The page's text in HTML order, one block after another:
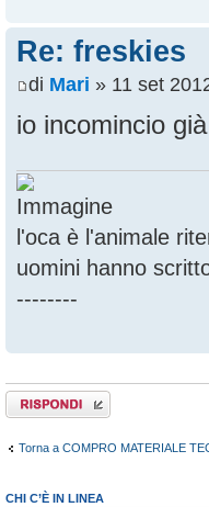
Re: freskies
di Mari » 11 set
io incomincio
l'oca è l'animale
uomini hanno
--------
Rispondi al
messaggio
Torna a COMPRO MATERIALE
CHI C’È IN LINEA